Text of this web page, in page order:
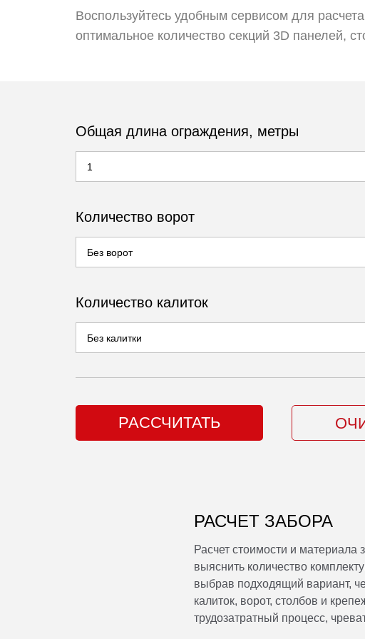
Воспользуйтесь удобным сервисом для
оптимальное количество секций 3D панелей,
Общая длина ограждения, метры
Количество ворот
Количество калиток
РАССЧИТАТЬ
РАСЧЕТ ЗАБОРА
Расчет стоимости и
выяснить количество
выбрав подходящий вариант,
калиток, ворот, столбов и
трудозатратный процесс,